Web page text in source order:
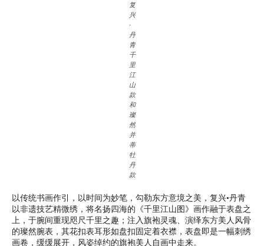
复
兴
·
丹
青
千
里
江
山
款
和
璨
然
并
蒂
牡
丹
款
以传统书画作引，以时间为妙笔，勾勒东方意境之美，复兴•丹青
以非遗技艺精微绣，将名扬四海的《千里江山图》画作融于表盘之
上，于腕间重现咫尺千里之趣；注入旗袍灵魂、演绎东方美人风骨
的璨然腕表，其花扣表耳形如盘扣固定着衣襟，表盘即是一幅刺绣
画卷，缓缓展开，风姿绰约的旗袍美人自画中走来。